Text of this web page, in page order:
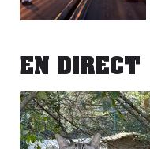
EN DIRECT